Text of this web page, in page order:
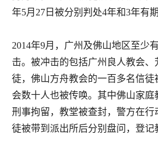
年5月 27 日被分别判处4年和3年有
2014年9月，广州及佛山地区至少有
击。被冲击的包括广州良人教会
徒，佛山方舟教会的一百多名信
会数十人也被传唤。其中佛山家
刑事拘留，教堂被查封，警方在
徒被带到派出所后分别盘问，登记